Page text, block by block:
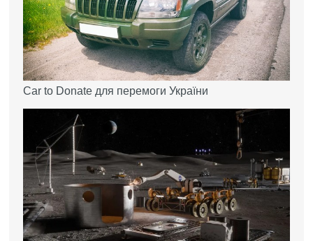
Car to Donate для перемоги України